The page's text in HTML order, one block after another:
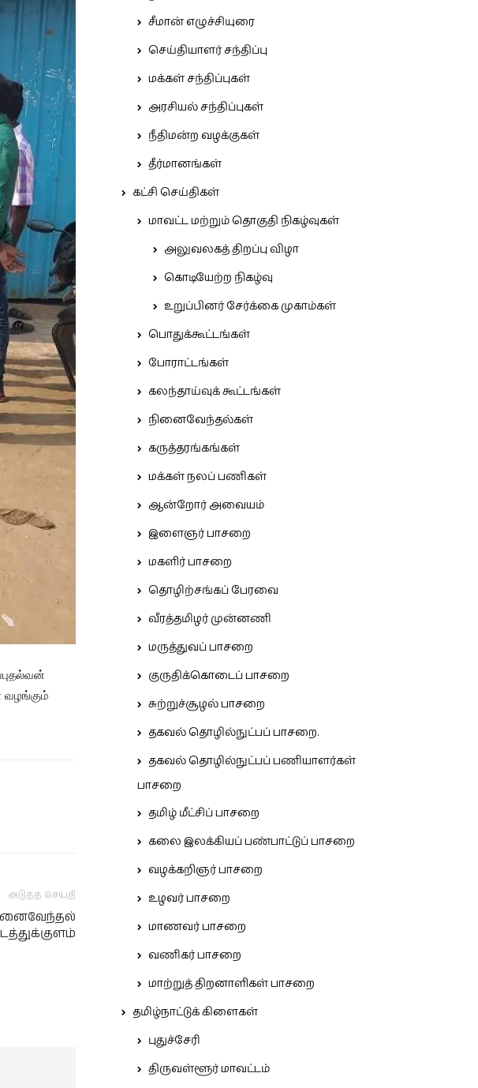
வழங்கும்
அடுத்த செய்தி
சீமான் எழுச்சியுரை
செய்தியாளர் சந்திப்பு
மக்கள் சந்திப்புகள்
அரசியல் சந்திப்புகள்
நீதிமன்ற வழக்குகள்
தீர்மானங்கள்
கட்சி செய்திகள்
மாவட்ட மற்றும் தொகுதி நிகழ்வுகள்
அலுவலகத் திறப்பு விழா
கொடியேற்ற நிகழ்வு
உறுப்பினர் சேர்க்கை முகாம்கள்
பொதுக்கூட்டங்கள்
போராட்டங்கள்
கலந்தாய்வுக் கூட்டங்கள்
நினைவேந்தல்கள்
கருத்தரங்கங்கள்
மக்கள் நலப் பணிகள்
ஆன்றோர் அவையம்
இளைஞர் பாசறை
மகளிர் பாசறை
தொழிற்சங்கப் பேரவை
வீரத்தமிழர் முன்னணி
மருத்துவப் பாசறை
குருதிக்கொடைப் பாசறை
சுற்றுச்சூழல் பாசறை
தகவல் தொழில்நுட்பப் பாசறை.
தகவல் தொழில்நுட்பப் பணியாளர்கள்
பாசறை
தமிழ் மீட்சிப் பாசறை
கலை இலக்கியப் பண்பாட்டுப் பாசறை
வழக்கறிஞர் பாசறை
உழவர் பாசறை
மாணவர் பாசறை
வணிகர் பாசறை
மாற்றுத் திறனாளிகள் பாசறை
தமிழ்நாட்டுக் கிளைகள்
புதுச்சேரி
திருவள்ளூர் மாவட்டம்